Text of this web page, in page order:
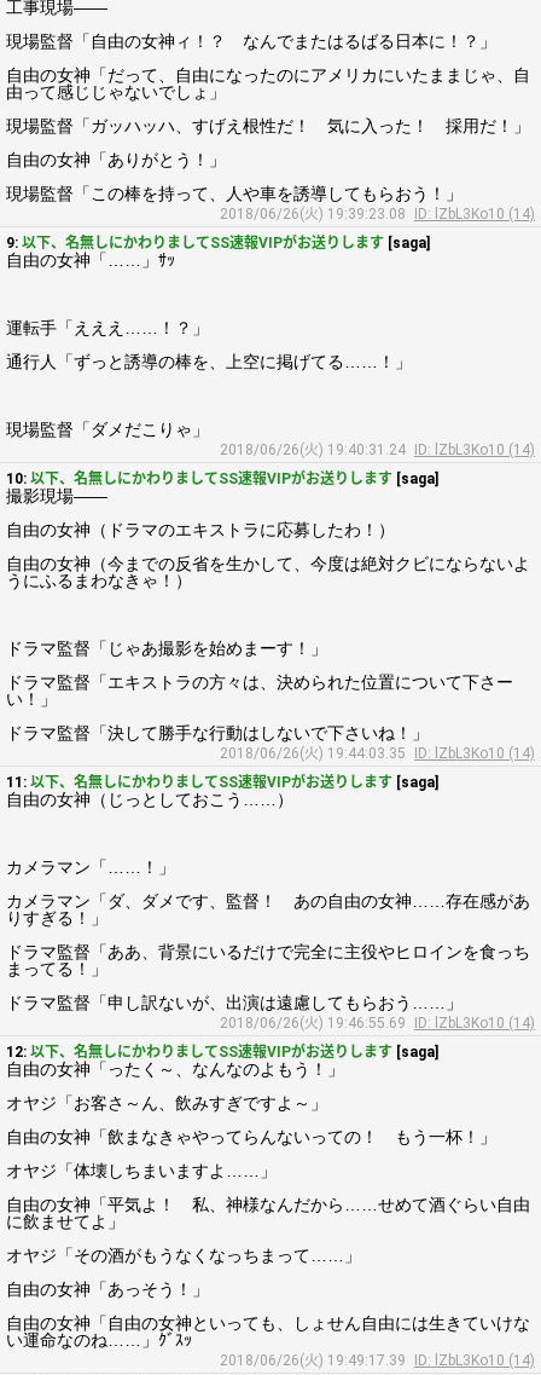
工事現場――
現場監督「自由の女神ィ！？ なんでまたはるばる日本に！？」
自由の女神「だって、自由になったのにアメリカにいたままじゃ、自
由って感じじゃないでしょ」
現場監督「ガッハッハ、すげえ根性だ！ 気に入った！ 採用だ！」
自由の女神「ありがとう！」
現場監督「この棒を持って、人や車を誘導してもらおう！」
2018/06/26(火) 19:39:23.08
ID: lZbL3Ko10 (14)
9: 以下、名無しにかわりましてSS速報VIPがお送りします [saga]
自由の女神「……」ｻｯ
運転手「えええ……！？」
通行人「ずっと誘導の棒を、上空に掲げてる……！」
現場監督「ダメだこりゃ」
2018/06/26(火) 19:40:31.24
ID: lZbL3Ko10 (14)
10: 以下、名無しにかわりましてSS速報VIPがお送りします [saga]
撮影現場――
自由の女神（ドラマのエキストラに応募したわ！）
自由の女神（今までの反省を生かして、今度は絶対クビにならないよ
うにふるまわなきゃ！）
ドラマ監督「じゃあ撮影を始めまーす！」
ドラマ監督「エキストラの方々は、決められた位置について下さー
い！」
ドラマ監督「決して勝手な行動はしないで下さいね！」
2018/06/26(火) 19:44:03.35
ID: lZbL3Ko10 (14)
11: 以下、名無しにかわりましてSS速報VIPがお送りします [saga]
自由の女神（じっとしておこう……）
カメラマン「……！」
カメラマン「ダ、ダメです、監督！ あの自由の女神……存在感があ
りすぎる！」
ドラマ監督「ああ、背景にいるだけで完全に主役やヒロインを食っち
まってる！」
ドラマ監督「申し訳ないが、出演は遠慮してもらおう……」
2018/06/26(火) 19:46:55.69
ID: lZbL3Ko10 (14)
12: 以下、名無しにかわりましてSS速報VIPがお送りします [saga]
自由の女神「ったく～、なんなのよもう！」
オヤジ「お客さ～ん、飲みすぎですよ～」
自由の女神「飲まなきゃやってらんないっての！ もう一杯！」
オヤジ「体壊しちまいますよ……」
自由の女神「平気よ！ 私、神様なんだから……せめて酒ぐらい自由
に飲ませてよ」
オヤジ「その酒がもうなくなっちまって……」
自由の女神「あっそう！」
自由の女神「自由の女神といっても、しょせん自由には生きていけな
い運命なのね……」ｸﾞｽｯ
2018/06/26(火) 19:49:17.39
ID: lZbL3Ko10 (14)